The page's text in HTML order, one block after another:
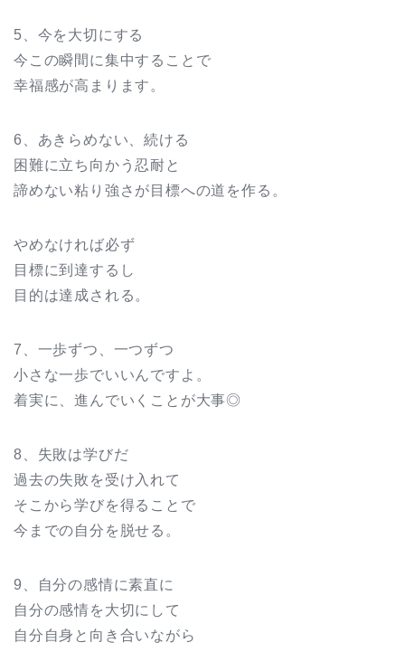
5、今を大切にする
今この瞬間に集中することで
幸福感が高まります。
6、あきらめない、続ける
困難に立ち向かう忍耐と
諦めない粘り強さが目標への道を作る。
やめなければ必ず
目標に到達するし
目的は達成される。
7、一歩ずつ、一つずつ
小さな一歩でいいんですよ。
着実に、進んでいくことが大事◎
8、失敗は学びだ
過去の失敗を受け入れて
そこから学びを得ることで
今までの自分を脱せる。
9、自分の感情に素直に
自分の感情を大切にして
自分自身と向き合いながら